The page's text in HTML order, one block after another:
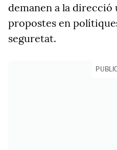
demanen a la
propostes en
seguretat.